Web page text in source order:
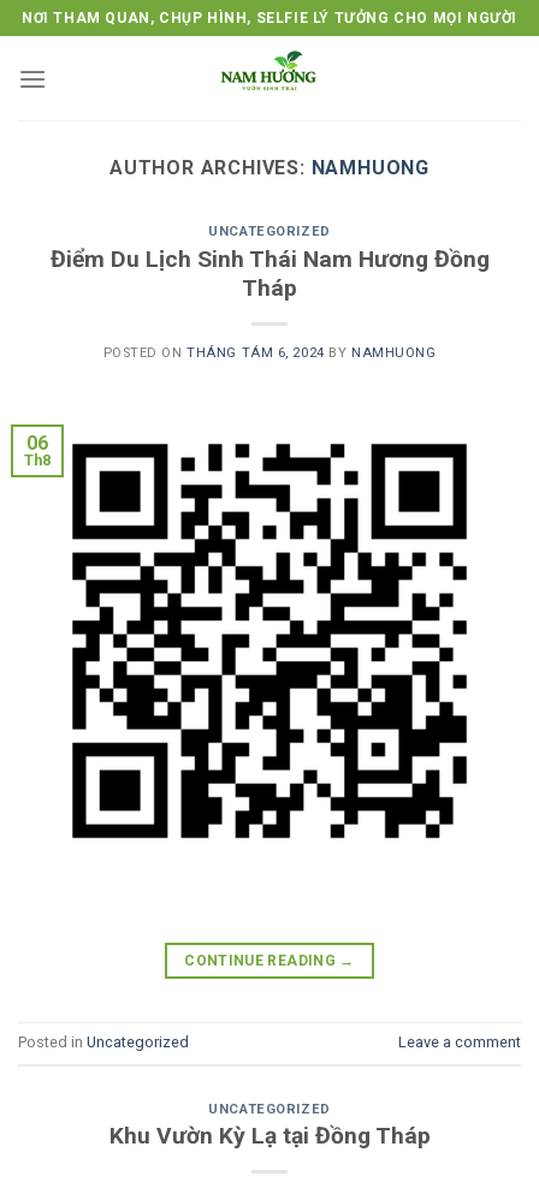
Skip
to
content
NƠI THAM QUAN, CHỤP HÌNH, SELFIE LÝ TƯỞNG CHO MỌI NGƯỜI
AUTHOR ARCHIVES: NAMHUONG
UNCATEGORIZED
Điểm Du Lịch Sinh Thái Nam Hương Đồng
Tháp
POSTED ONTHÁNG TÁM 6, 2024 BY NAMHUONG
06
Th8
CONTINUE READING →
Posted in Uncategorized Leave a comment
UNCATEGORIZED
Khu Vườn Kỳ Lạ tại Đồng Tháp